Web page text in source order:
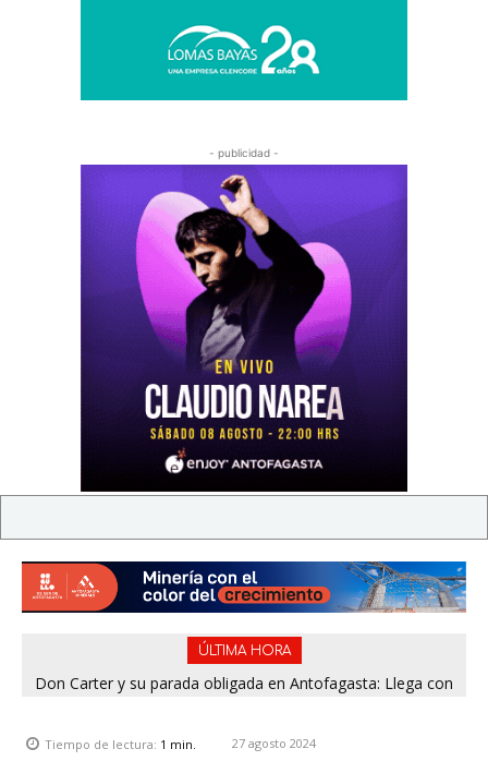
- publicidad -